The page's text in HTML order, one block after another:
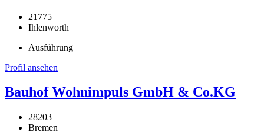
21775
Ihlenworth
Ausführung
Profil ansehen
Bauhof Wohnimpuls GmbH & Co.KG
28203
Bremen